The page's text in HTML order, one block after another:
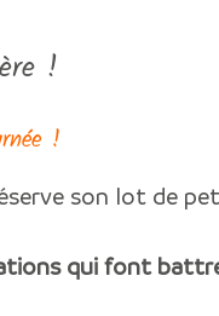
!
!
son lot de
qui font